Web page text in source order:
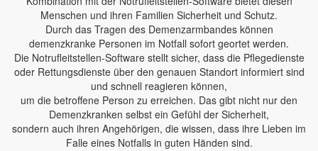
Menschen und ihren Familien Sicherheit und Schutz.
Durch das Tragen des Demenzarmbandes können
demenzkranke Personen im Notfall sofort geortet werden.
Die Notrufleitstellen-Software stellt sicher, dass die Pflegedienste
oder Rettungsdienste über den genauen Standort informiert sind
und schnell reagieren können,
um die betroffene Person zu erreichen. Das gibt nicht nur den
Demenzkranken selbst ein Gefühl der Sicherheit,
sondern auch ihren Angehörigen, die wissen, dass ihre Lieben im
Falle eines Notfalls in guten Händen sind.